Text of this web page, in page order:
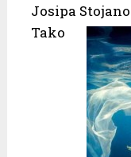
Josipa
Tako